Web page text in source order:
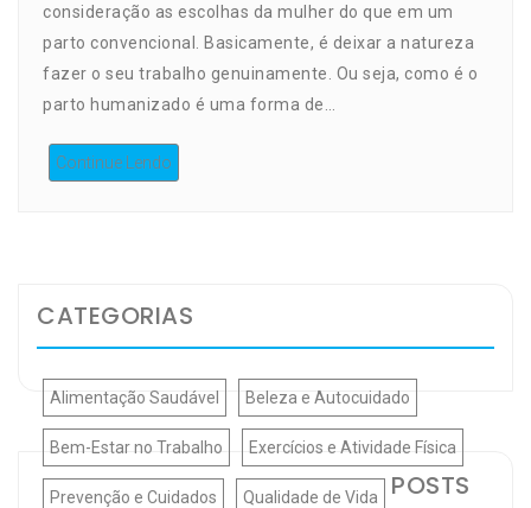
consideração as escolhas da mulher do que em um
parto convencional. Basicamente, é deixar a natureza
fazer o seu trabalho genuinamente. Ou seja, como é o
parto humanizado é uma forma de…
Continue Lendo
CATEGORIAS
Alimentação Saudável Beleza e Autocuidado
Bem-Estar no Trabalho Exercícios e Atividade Física
Prevenção e Cuidados Qualidade de Vida POSTS